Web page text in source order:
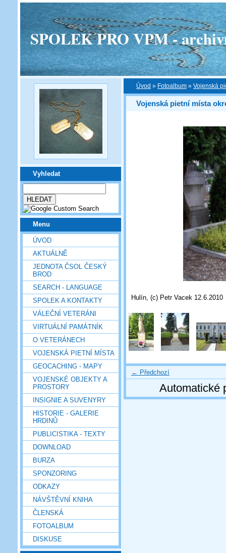
SPOLEK PRO VPM -
Vyhledat
Menu
ÚVOD
AKTUÁLNĚ
JEDNOTA ČSOL ČESKÝ
BROD
SEARCH - LANGUAGE
SPOLEK A KONTAKTY
VÁLEČNÍ VETERÁNI
VIRTUÁLNÍ PAMÁTNÍK
O VETERÁNECH
VOJENSKÁ PIETNÍ MÍSTA
GEOCACHING - MAPY
VOJENSKÉ OBJEKTY A
PROSTORY
INSIGNIE A SUVENYRY
HISTORIE - GALERIE
HRDINŮ
PUBLICISTIKA - TEXTY
DOWNLOAD
BURZA
SPONZORING
ODKAZY
NÁVŠTĚVNÍ KNIHA
ČLENSKÁ
FOTOALBUM
DISKUSE
Úvod » Fotoalbum » Vojenská
Vojenská pietní místa
Hulín, (c) Petr Vacek 12.6.2010
← Předchozí
Automatické